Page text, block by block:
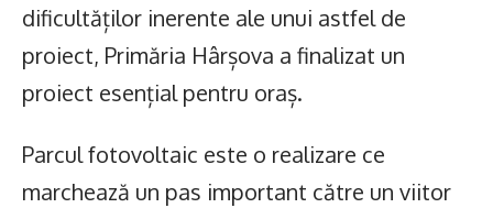
dificultăților inerente ale unui astfel de
proiect, Primăria Hârșova a finalizat un
proiect esențial pentru oraș.
Parcul fotovoltaic este o realizare ce
marchează un pas important către un viitor